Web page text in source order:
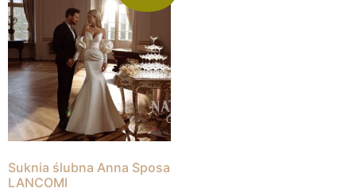
Suknia ślubna Anna Sposa
LANCOMI